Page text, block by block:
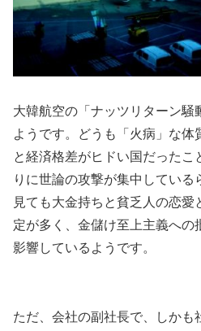
大韓航空の「ナッツリターン騒
ようです。どうも「火病」な体
と経済格差がヒドい国だったこ
りに世論の攻撃が集中している
見ても大金持ちと貧乏人の恋愛
定が多く、金儲け至上主義への
影響しているようです。
ただ、会社の副社長で、しかも